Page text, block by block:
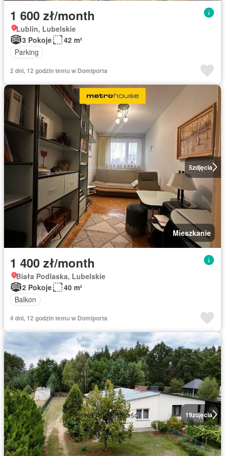
1 600 zł/month
Lublin, Lubelskie
3 Pokoje
42 m²
Parking
2 dni, 12 godzin temu w Domiporta
5zdjęcia
Mieszkanie
1 400 zł/month
Biała Podlaska, Lubelskie
2 Pokoje
40 m²
Balkon
4 dni, 12 godzin temu w Domiporta
19zdjęcia